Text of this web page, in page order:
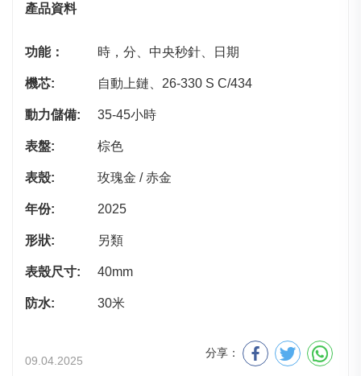
產品資料
功能： 時，分、中央秒針、日期
機芯: 自動上鏈、26‑330 S C/434
動力儲備: 35-45小時
表盤: 棕色
表殼: 玫瑰金 / 赤金
年份: 2025
形狀: 另類
表殼尺寸: 40mm
防水: 30米
09.04.2025
分享：